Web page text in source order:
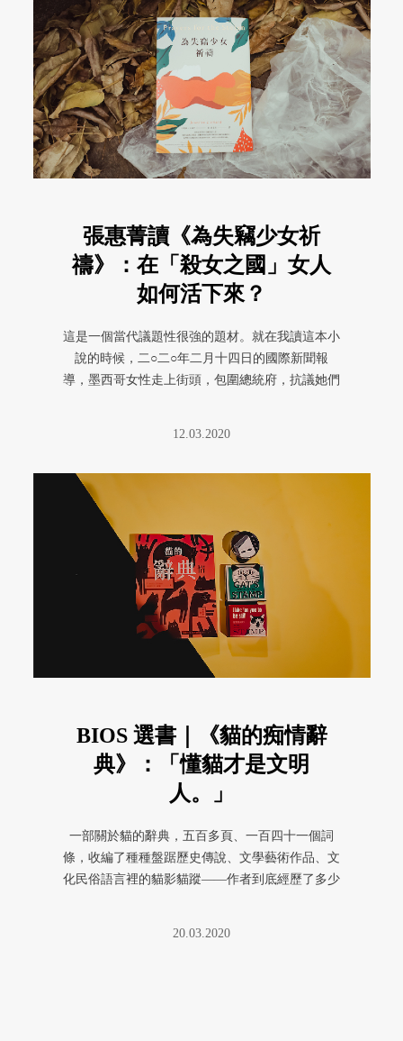
張惠菁讀《為失竊少女祈
禱》：在「殺女之國」女人
如何活下來？
這是一個當代議題性很強的題材。就在我讀這本小
說的時候，二○二○年二月十四日的國際新聞報
導，墨西哥女性走上街頭，包圍總統府，抗議她們
12.03.2020
BIOS 選書｜《貓的痴情辭
典》：「懂貓才是文明
人。」
一部關於貓的辭典，五百多頁、一百四十一個詞
條，收編了種種盤踞歷史傳說、文學藝術作品、文
化民俗語言裡的貓影貓蹤——作者到底經歷了多少
20.03.2020